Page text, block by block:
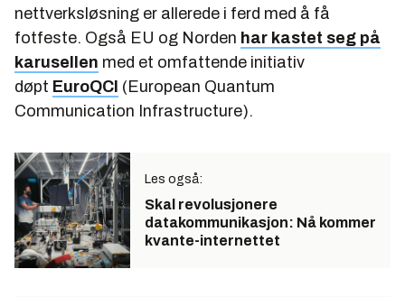
nettverksløsning er allerede i ferd med å få
fotfeste. Også EU og Norden har kastet seg på
karusellen med et omfattende initiativ
døpt EuroQCI (European Quantum
Communication Infrastructure).
Les også:
Skal revolusjonere
datakommunikasjon: Nå kommer
kvante-internettet